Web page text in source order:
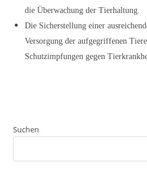
die Überwachung der Tierhaltung.
Die Sicherstellung einer
Versorgung der aufgegriffenen
Schutzimpfungen gegen
Suchen